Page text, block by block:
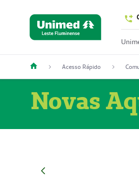
Acesso Rápido
Novas